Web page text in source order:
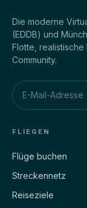
Die moderne
(EDDB) und
Flotte,
Community.
FLIEGEN
Flüge buchen
Streckennetz
Reiseziele